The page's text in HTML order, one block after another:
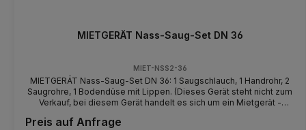
MIETGERÄT Nass-Saug-Set DN 36
MIET-NSS2-36
MIETGERÄT Nass-Saug-Set DN 36: 1 Saugschlauch, 1 Handrohr, 2
Saugrohre, 1 Bodendüse mit Lippen. (Dieses Gerät steht nicht zum
Verkauf, bei diesem Gerät handelt es sich um ein Mietgerät -
Bedienung vertraut)
Preis auf Anfrage